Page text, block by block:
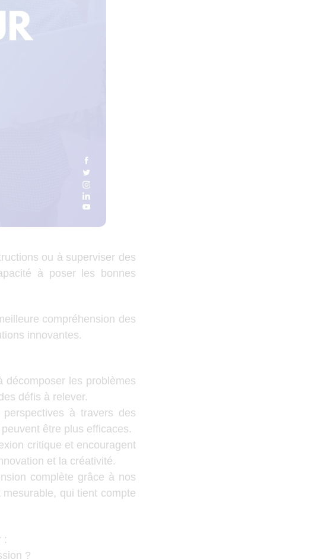
ou à superviser des
à poser les bonnes
compréhension des
innovantes.
décomposer les problèmes
défis à relever.
à travers des
être plus efficaces.
critique et encouragent
et la créativité.
complète grâce à nos
qui tient compte
:
?